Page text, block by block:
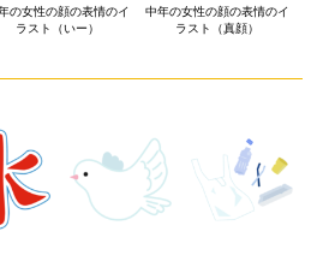
の女性の顔の表情のイ
ラスト（いー）
中年の女性の顔の表情のイ
ラスト（真顔）